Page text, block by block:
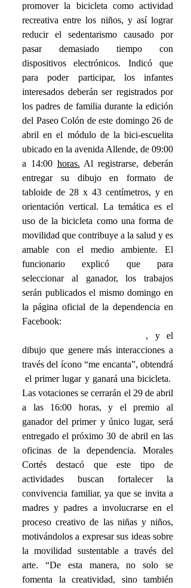
promover la bicicleta como actividad
recreativa entre los niños, y así lograr
reducir el sedentarismo causado por
pasar demasiado tiempo con
dispositivos electrónicos. Indicó que
para poder participar, los infantes
interesados deberán ser registrados por
los padres de familia durante la edición
del Paseo Colón de este domingo 26 de
abril en el módulo de la bici-escuelita
ubicado en la avenida Allende, de 09:00
a 14:00 horas. Al registrarse, deberán
entregar su dibujo en formato de
tabloide de 28 x 43 centímetros, y en
orientación vertical. La temática es el
uso de la bicicleta como una forma de
movilidad que contribuye a la salud y es
amable con el medio ambiente. El
funcionario explicó que para
seleccionar al ganador, los trabajos
serán publicados el mismo domingo en
la página oficial de la dependencia en
Facebook:
, y el
dibujo que genere más interacciones a
través del ícono “me encanta”, obtendrá
el primer lugar y ganará una bicicleta.
Las votaciones se cerrarán el 29 de abril
a las 16:00 horas, y el premio al
ganador del primer y único lugar, será
entregado el próximo 30 de abril en las
oficinas de la dependencia. Morales
Cortés destacó que este tipo de
actividades buscan fortalecer la
convivencia familiar, ya que se invita a
madres y padres a involucrarse en el
proceso creativo de las niñas y niños,
motivándolos a expresar sus ideas sobre
la movilidad sustentable a través del
arte. “De esta manera, no solo se
fomenta la creatividad, sino también